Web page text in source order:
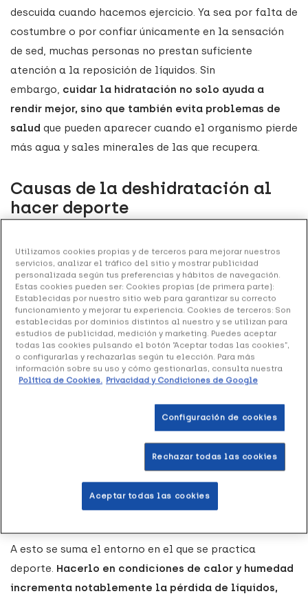
descuida cuando hacemos ejercicio. Ya sea por falta de
costumbre o por confiar únicamente en la sensación
de sed, muchas personas no prestan suficiente
atención a la reposición de líquidos. Sin
embargo, cuidar la hidratación no solo ayuda a
rendir mejor, sino que también evita problemas de
salud que pueden aparecer cuando el organismo pierde
más agua y sales minerales de las que recupera.
Causas de la deshidratación al
hacer deporte
empezar por su definición más básica: se trata de
unapérdida de líquido corporal que no se compensa
adecuadamente. En el contexto del ejercicio físico,
esto ocurre principalmente a través del sudor, un
mecanismo natural que el organismo utiliza para
regular la temperatura.
Lascausas de la deshidratacióndurante la práctica
deportiva son diversas, aunque todas giran en torno a
un mismo eje: el desequilibrio entre lo que el cuerpo
pierde y lo que se repone. El esfuerzo físico intenso es
una de las principales razones ya que, cuanto mayor es
la intensidad del ejercicio, más calor generan los
músculos y más sudor produce el organismo para
A esto se suma el entorno en el que se practica
deporte. Hacerlo en condiciones de calor y humedad
incrementa notablemente la pérdida de líquidos,
Utilizamos cookies propias y de terceros para mejorar nuestros
servicios, analizar el tráfico del sitio y mostrar publicidad
personalizada según tus preferencias y hábitos de navegación.
Estas cookies pueden ser: Cookies propias (de primera parte):
Establecidas por nuestro sitio web para garantizar su correcto
funcionamiento y mejorar tu experiencia. Cookies de terceros: Son
establecidas por dominios distintos al nuestro y se utilizan para
estudios de publicidad, medición y marketing. Puedes aceptar
todas las cookies pulsando el botón “Aceptar todas las cookies”,
o configurarlas y rechazarlas según tu elección. Para más
información sobre su uso y cómo gestionarlas, consulta nuestra
Política de Cookies. Privacidad y Condiciones de Google
Configuración de cookies
Rechazar todas las cookies
Aceptar todas las cookies